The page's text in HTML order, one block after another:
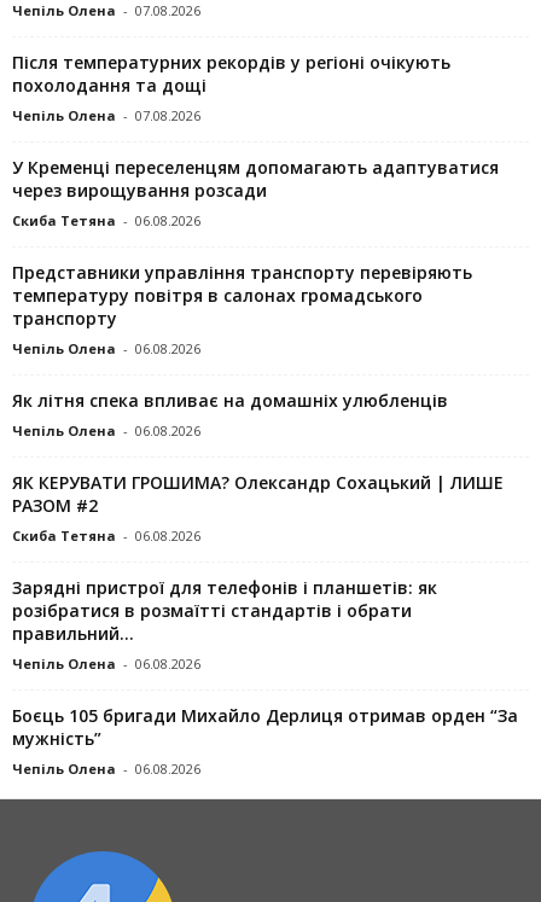
Чепіль Олена - 07.08.2026
Після температурних рекордів у регіоні очікують
похолодання та дощі
Чепіль Олена - 07.08.2026
У Кременці переселенцям допомагають адаптуватися
через вирощування розсади
Скиба Тетяна - 06.08.2026
Представники управління транспорту перевіряють
температуру повітря в салонах громадського
транспорту
Чепіль Олена - 06.08.2026
Як літня спека впливає на домашніх улюбленців
Чепіль Олена - 06.08.2026
ЯК КЕРУВАТИ ГРОШИМА? Олександр Сохацький | ЛИШЕ
РАЗОМ #2
Скиба Тетяна - 06.08.2026
Зарядні пристрої для телефонів і планшетів: як
розібратися в розмаїтті стандартів і обрати
правильний...
Чепіль Олена - 06.08.2026
Боєць 105 бригади Михайло Дерлиця отримав орден “За
мужність”
Чепіль Олена - 06.08.2026